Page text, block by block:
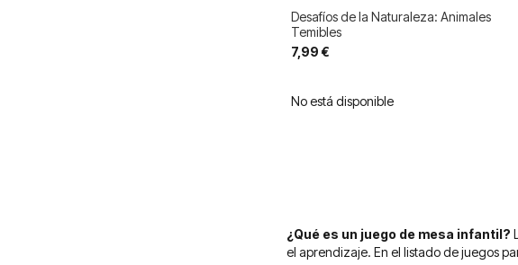
Desafíos de la Naturaleza: Animales
Temibles
7,99 €
No está disponible
¿Qué es un juego de mesa infantil?
el aprendizaje. En el listado de juegos